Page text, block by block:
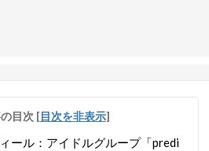
目次 [目次を非表示]
ール：アイドルグループ「predi